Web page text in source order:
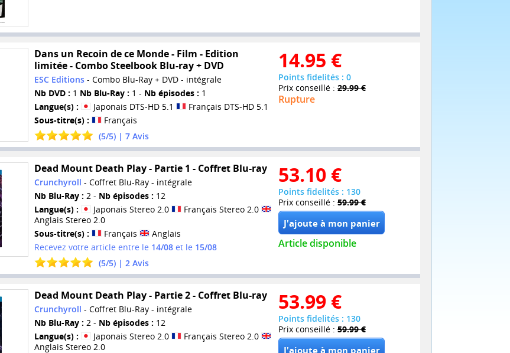
Dans un Recoin de ce Monde - Film - Edition
limitée - Combo Steelbook Blu-ray + DVD
ESC Editions- Combo Blu-Ray + DVD - intégrale
Nb DVD : 1 Nb Blu-Ray : 1 - Nb épisodes : 1
Langue(s) :
Japonais DTS-HD 5.1
Français DTS-HD 5.1
Sous-titre(s) :
Français
(5/5) | 7Avis
14.95 €
Points fidelités : 0
Prix conseillé : 29.99 €
Rupture
Dead Mount Death Play - Partie 1 - Coffret Blu-ray
Crunchyroll - Coffret Blu-Ray - intégrale
Nb Blu-Ray : 2 - Nb épisodes : 12
Langue(s) :
Japonais Stereo 2.0
Français Stereo 2.0
Anglais Stereo 2.0
Sous-titre(s) :
Français
Anglais
Recevez votre article entre le 14/08et le 15/08
(5/5) | 2Avis
53.10 €
Points fidelités : 130
Prix conseillé : 59.99 €
Article disponible
Dead Mount Death Play - Partie 2 - Coffret Blu-ray
Crunchyroll - Coffret Blu-Ray - intégrale
Nb Blu-Ray : 2 - Nb épisodes : 12
Langue(s) :
Japonais Stereo 2.0
Français Stereo 2.0
Anglais Stereo 2.0
53.99 €
Points fidelités : 130
Prix conseillé : 59.99 €